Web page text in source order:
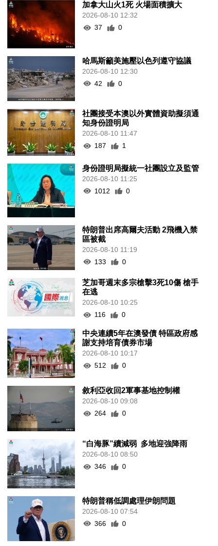
加拿大山火1死 火場面積擴大
2026-08-10 12:32
37
0
哈馬斯籲美施壓以色列遵守協議
2026-08-10 12:30
42
0
社團接受本澳以外實體資助擬須通
知身份證明局
2026-08-10 11:47
187
1
身份證明局擬統一社團設立及監管
2026-08-10 11:25
1012
0
特朗普出席高爾夫活動 2飛機入禁
區被截
2026-08-10 11:19
133
0
芝加哥週末多宗槍擊3死10傷 槍手
在逃
2026-08-10 10:25
116
0
中央連續5年在澳發債 特區政府感
謝支持培育債券市場
2026-08-10 10:17
512
0
敘利亞收回2軍事基地控制權
2026-08-10 09:08
264
0
“白海豚”續減弱 多地迎強降雨
2026-08-10 08:50
346
0
特朗普稱低調處理伊朗問題
2026-08-10 07:54
366
0